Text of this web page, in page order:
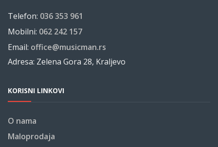
Telefon: 036 353 961
Mobilni: 062 242 157
Email: office@musicman.rs
Adresa: Zelena Gora 28, Kraljevo
KORISNI LINKOVI
O nama
Maloprodaja